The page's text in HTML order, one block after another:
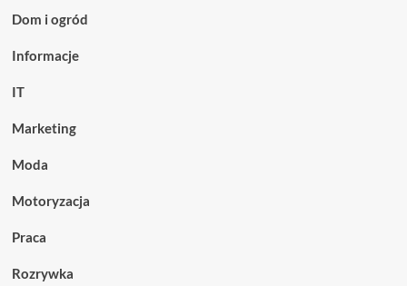
Dom i ogród
Informacje
IT
Marketing
Moda
Motoryzacja
Praca
Rozrywka